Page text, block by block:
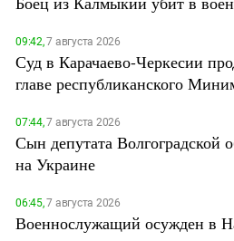
09:42,7 августа 2026
Суд в Карачаево-Черкесии
главе республиканского
07:44,7 августа 2026
Сын депутата Волгоградской
на Украине
06:45,7 августа 2026
Военнослужащий осужден в